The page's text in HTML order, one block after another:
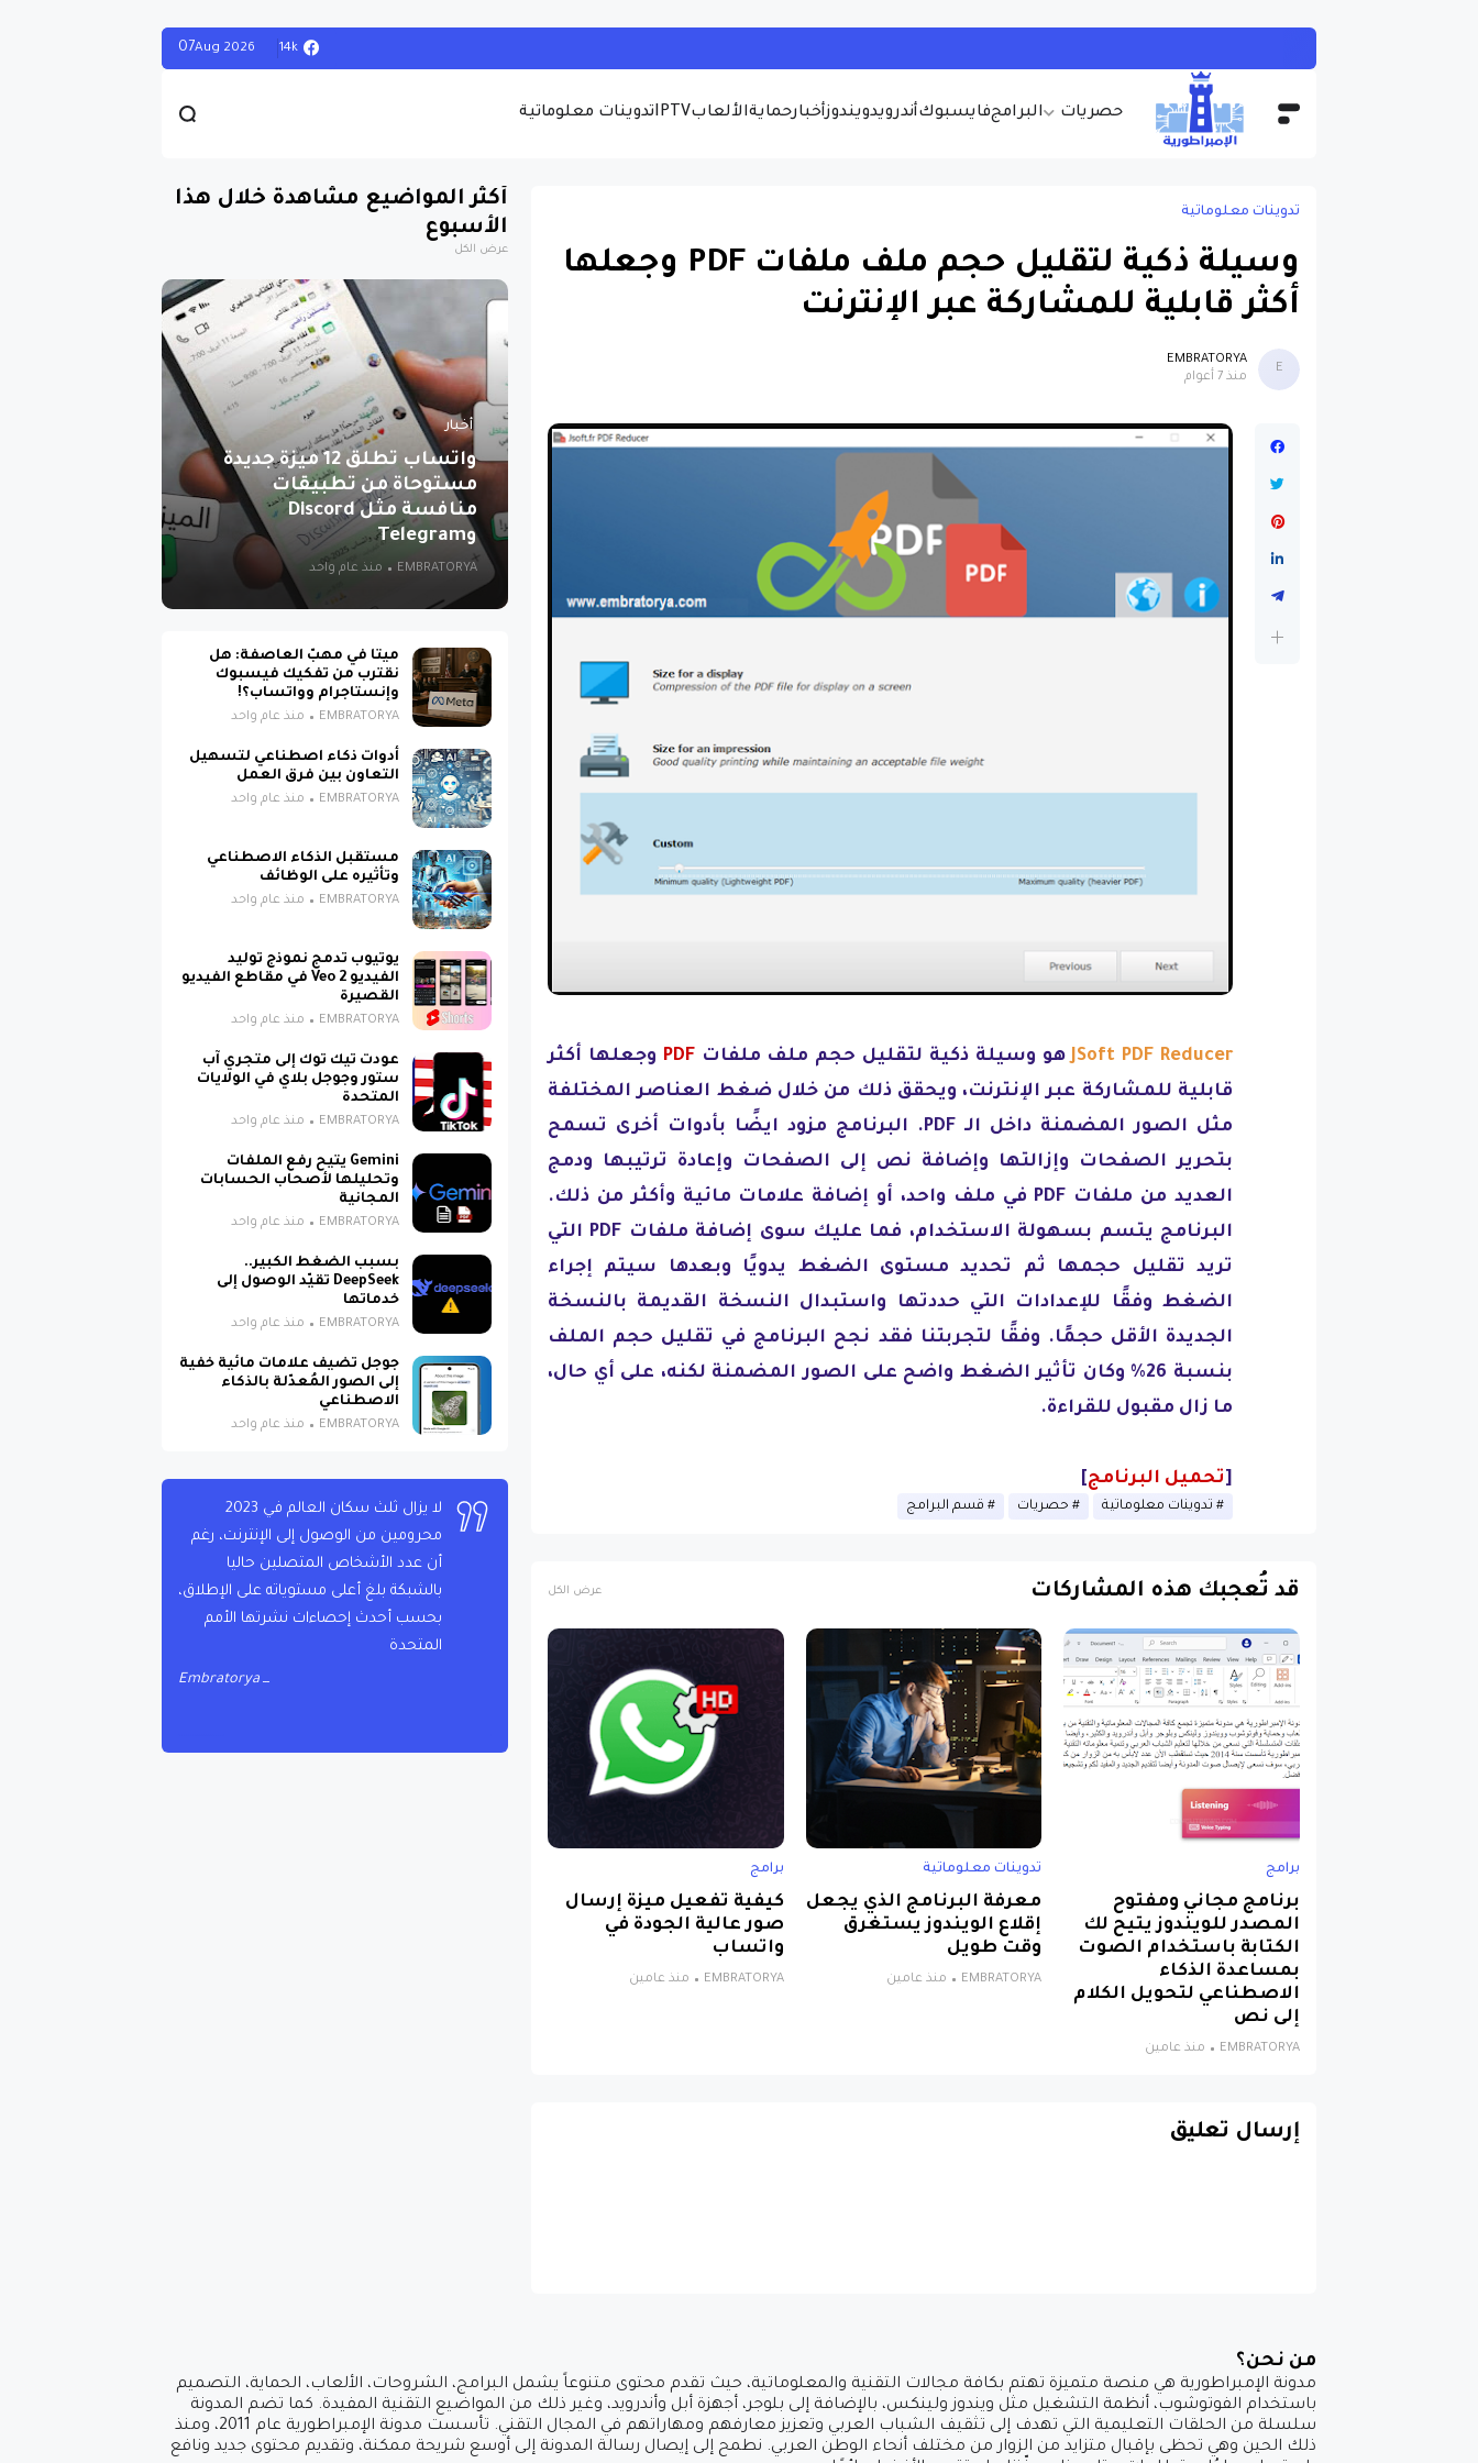
حصريات البرامجفايسبوكأندرويدويندوزأخبارحمايةالألعابIPTVتدوينات معلوماتية
14k
07Aug 2026
تدوينات معلوماتية
وسيلة ذكية لتقليل حجم ملف ملفات PDF وجعلها
أكثر قابلية للمشاركة عبر الإنترنت
E
EMBRATORYA
منذ 7 أعوام
JSoft PDF Reducerهو وسيلة ذكية لتقليل حجم ملف ملفات PDF وجعلها أكثر
قابلية للمشاركة عبر الإنترنت، ويحقق ذلك من خلال ضغط العناصر المختلفة
مثل الصور المضمنة داخل الـ PDF. البرنامج مزود ايضًا بأدوات أخرى تسمح
بتحرير الصفحات وإزالتها وإضافة نص إلى الصفحات وإعادة ترتيبها ودمج
العديد من ملفات PDF في ملف واحد، أو إضافة علامات مائية وأكثر من ذلك.
البرنامج يتسم بسهولة الاستخدام، فما عليك سوى إضافة ملفات PDF التي
تريد تقليل حجمها ثم تحديد مستوى الضغط يدويًا وبعدها سيتم إجراء
الضغط وفقًا للإعدادات التي حددتها واستبدال النسخة القديمة بالنسخة
الجديدة الأقل حجمًا. وفقًا لتجربتنا فقد نجح البرنامج في تقليل حجم الملف
بنسبة 26% وكان تأثير الضغط واضح على الصور المضمنة لكنه، على أي حال،
ما زال مقبول للقراءة.
[تحميل البرنامج]
تدوينات معلوماتية حصريات قسم البرامج
قد تُعجبك هذه المشاركات عرض الكل
برامج
برنامج مجاني ومفتوح
المصدر للويندوز يتيح لك
الكتابة باستخدام الصوت
بمساعدة الذكاء
الاصطناعي لتحويل الكلام
إلى نص
EMBRATORYA منذ عامين
تدوينات معلوماتية
معرفة البرنامج الذي يجعل
إقلاع الويندوز يستغرق
وقت طويل
EMBRATORYA منذ عامين
برامج
كيفية تفعيل ميزة إرسال
صور عالية الجودة في
واتساب
EMBRATORYA منذ عامين
إرسال تعليق
أكثر المواضيع مشاهدة خلال هذا
الأسبوع
عرض الكل
أخبار
واتساب تطلق 12 ميزة جديدة
مستوحاة من تطبيقات
منافسة مثل Discord
وTelegram
EMBRATORYA منذ عام واحد
ميتا في مهبّ العاصفة: هل
نقترب من تفكيك فيسبوك
وإنستاجرام وواتساب؟!
EMBRATORYA منذ عام واحد
أدوات ذكاء اصطناعي لتسهيل
التعاون بين فرق العمل
EMBRATORYA منذ عام واحد
مستقبل الذكاء الاصطناعي
وتأثيره على الوظائف
EMBRATORYA منذ عام واحد
يوتيوب تدمج نموذج توليد
الفيديو Veo 2 في مقاطع الفيديو
القصيرة
EMBRATORYA منذ عام واحد
عودت تيك توك إلى متجري آب
ستور وجوجل بلاي في الولايات
المتحدة
EMBRATORYA منذ عام واحد
Gemini يتيح رفع الملفات
وتحليلها لأصحاب الحسابات
المجانية
EMBRATORYA منذ عام واحد
بسبب الضغط الكبير..
DeepSeek تقيّد الوصول إلى
خدماتها
EMBRATORYA منذ عام واحد
جوجل تضيف علامات مائية خفية
إلى الصور المُعدّلة بالذكاء
الاصطناعي
EMBRATORYA منذ عام واحد
لا يزال ثلث سكان العالم في 2023
محرومين من الوصول إلى الإنترنت، رغم
أن عدد الأشخاص المتصلين حاليا
بالشبكة بلغ أعلى مستوياته على الإطلاق،
بحسب أحدث إحصاءات نشرتها الأمم
المتحدة
Embratorya
من نحن؟
مدونة الإمبراطورية هي منصة متميزة تهتم بكافة مجالات التقنية والمعلوماتية، حيث تقدم محتوى متنوعاً يشمل البرامج، الشروحات، الألعاب، الحماية، التصميم
باستخدام الفوتوشوب، أنظمة التشغيل مثل ويندوز ولينكس، بالإضافة إلى بلوجر، أجهزة أبل وأندرويد، وغير ذلك من المواضيع التقنية المفيدة. كما تضم المدونة
سلسلة من الحلقات التعليمية التي تهدف إلى تثقيف الشباب العربي وتعزيز معارفهم ومهاراتهم في المجال التقني. تأسست مدونة الإمبراطورية عام 2011، ومنذ
ذلك الحين وهي تحظى بإقبال متزايد من الزوار من مختلف أنحاء الوطن العربي. نطمح إلى إيصال رسالة المدونة إلى أوسع شريحة ممكنة، وتقديم محتوى جديد ونافع